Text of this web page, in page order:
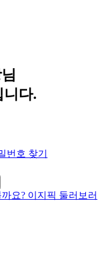
니다.
번호 찾기